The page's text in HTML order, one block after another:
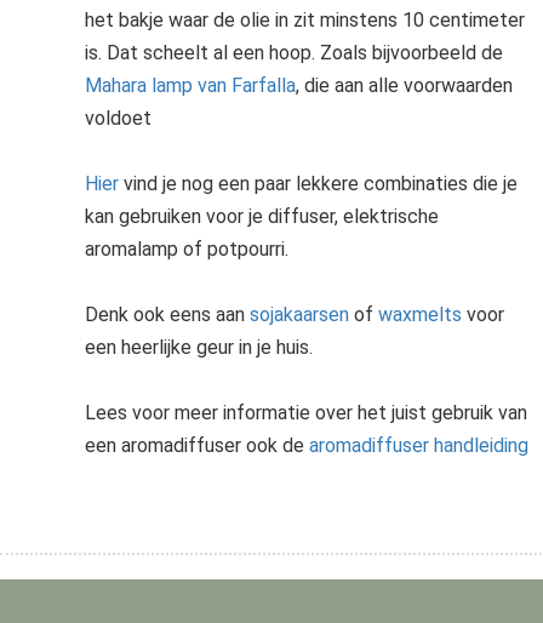
het bakje waar de olie in zit minstens 10 centimeter
is. Dat scheelt al een hoop. Zoals bijvoorbeeld de
Mahara lamp van Farfalla, die aan alle voorwaarden
voldoet
Hier vind je nog een paar lekkere combinaties die je
kan gebruiken voor je diffuser, elektrische
aromalamp of potpourri.
Denk ook eens aan sojakaarsen of waxmelts voor
een heerlijke geur in je huis.
Lees voor meer informatie over het juist gebruik van
een aromadiffuser ook de aromadiffuser handleiding